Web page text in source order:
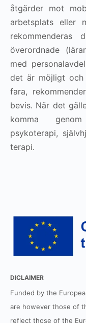
åtgärder mot
arbetsplats eller
överordnade
med
det är möjligt
fara,
bevis. När det
komma
psykoterapi,
terapi.
DICLAIMER
Funded by the
are however those of
reflect those of the